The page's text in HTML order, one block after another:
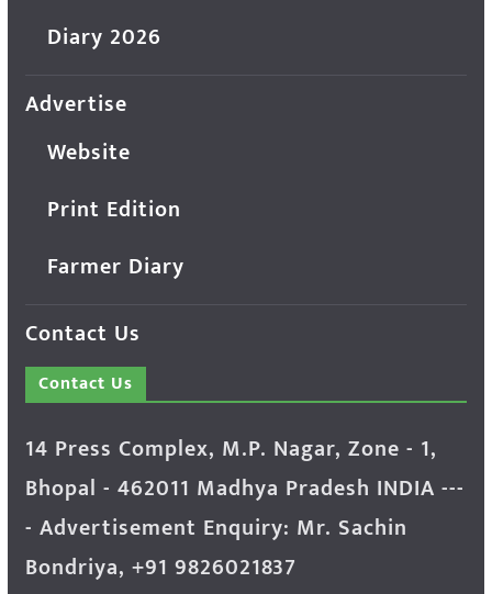
Diary 2026
Advertise
Website
Print Edition
Farmer Diary
Contact Us
Contact Us
14 Press Complex, M.P. Nagar, Zone - 1,
Bhopal - 462011 Madhya Pradesh INDIA ---
- Advertisement Enquiry: Mr. Sachin
Bondriya, +91 9826021837